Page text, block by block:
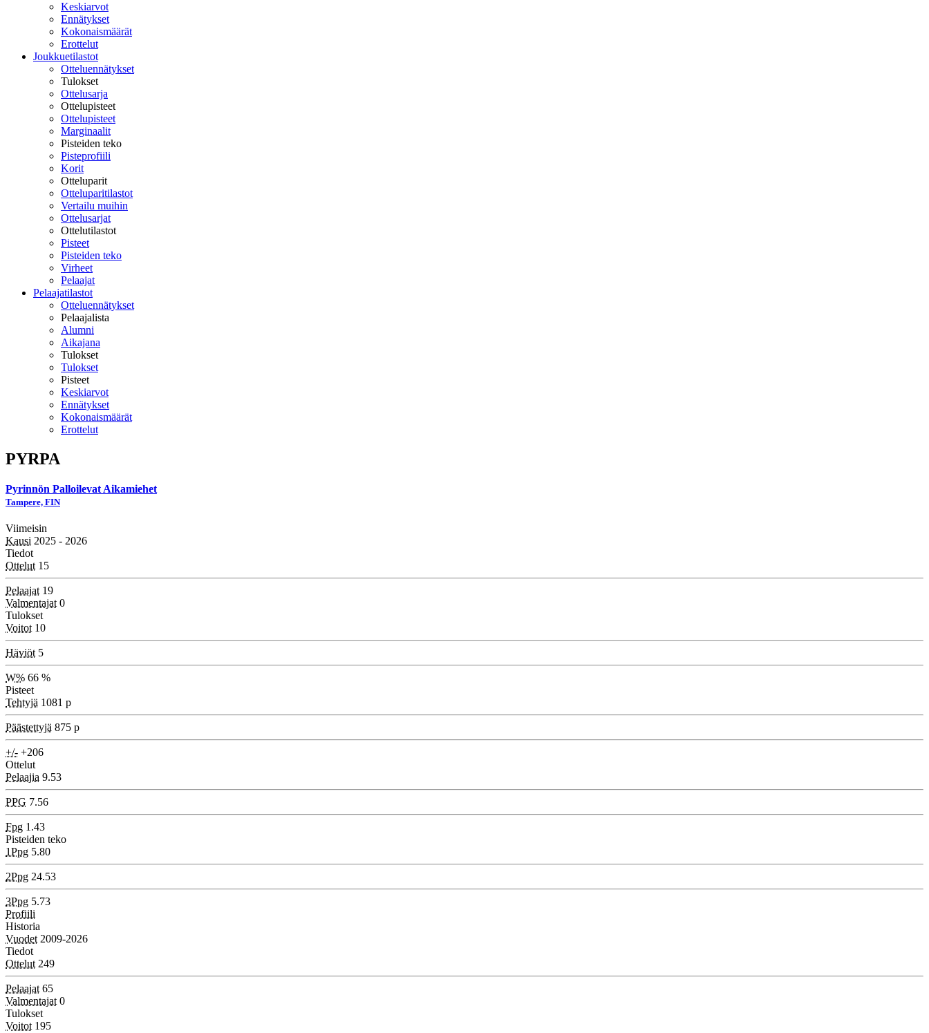
Keskiarvot
Ennätykset
Kokonaismäärät
Erottelut
Joukkuetilastot
Otteluennätykset
Tulokset
Ottelusarja
Ottelupisteet
Ottelupisteet
Marginaalit
Pisteiden teko
Pisteprofiili
Korit
Otteluparit
Otteluparitilastot
Vertailu muihin
Ottelusarjat
Ottelutilastot
Pisteet
Pisteiden teko
Virheet
Pelaajat
Pelaajatilastot
Otteluennätykset
Pelaajalista
Alumni
Aikajana
Tulokset
Tulokset
Pisteet
Keskiarvot
Ennätykset
Kokonaismäärät
Erottelut
PYRPA
Pyrinnön Palloilevat Aikamiehet
Tampere, FIN
Viimeisin
Kausi 2025 - 2026
Tiedot
Ottelut 15
Pelaajat 19
Valmentajat 0
Tulokset
Voitot 10
Häviöt 5
W% 66 %
Pisteet
Tehtyjä 1081 p
Päästettyjä 875 p
+/- +206
Ottelut
Pelaajia 9.53
PPG 7.56
Fpg 1.43
Pisteiden teko
1Ppg 5.80
2Ppg 24.53
3Ppg 5.73
Profiili
Historia
Vuodet 2009-2026
Tiedot
Ottelut 249
Pelaajat 65
Valmentajat 0
Tulokset
Voitot 195